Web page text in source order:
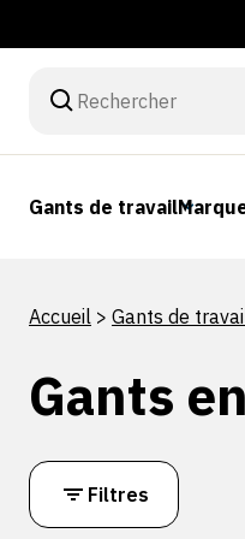
Gants de travail
Accueil > Gants de
Gants
Filtres